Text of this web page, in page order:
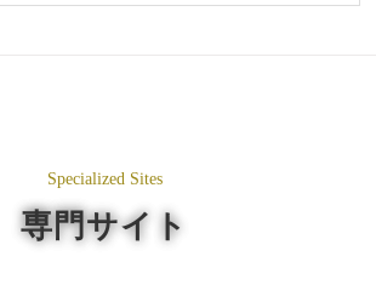
Specialized Sites
専門サイト